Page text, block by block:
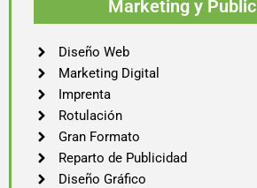
Marketing y
Diseño Web
Marketing Digital
Imprenta
Rotulación
Gran Formato
Reparto de Publicidad
Diseño Gráfico